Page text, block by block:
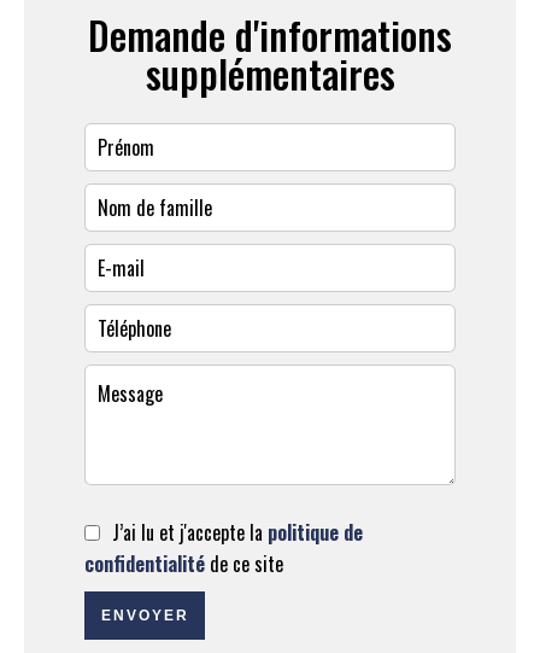
Demande d'informations
supplémentaires
J’ai lu et j'accepte la politique de
confidentialité de ce site
ENVOYER